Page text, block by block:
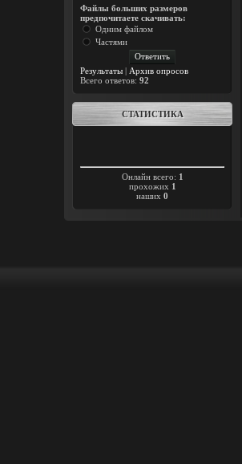
Файлы больших размеров
предпочитаете скачивать:
Одним файлом
Частями
Результаты | Архив опросов
Всего ответов: 92
СТАТИСТИКА
Онлайн всего: 1
прохожих 1
наших 0